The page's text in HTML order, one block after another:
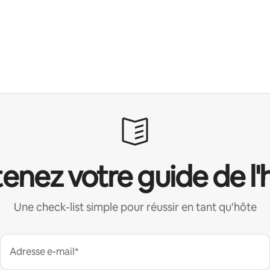
votre guide de
Une check-list simple pour réussir en tant qu'hôte
Adresse e-mail*